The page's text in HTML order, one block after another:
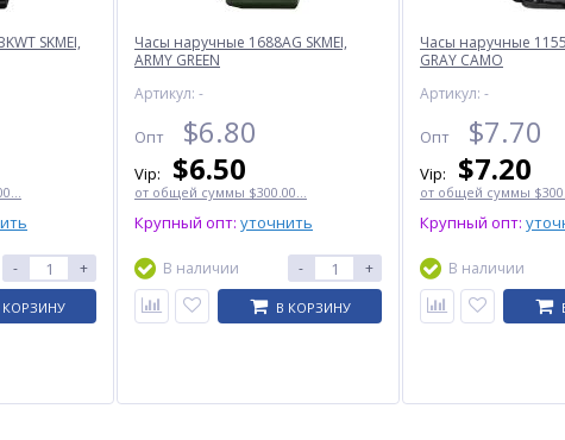
Фонарь YEMAO YM-G601 TG
Часы наручные 2065AG
SKMEI,
- +
КОРЗИНУ
Часы наручные 1688AG SKMEI,
ARMY GREEN
Артикул: -
Опт $6.80
Vip: $6.50
от общей суммы $300.00...
Крупный опт: уточнить
В наличии - +
В КОРЗИНУ
Часы наручные
GRAY CAMO
Артикул: -
Опт $7.70
Vip: $7.20
от общей суммы
Крупный опт:
В наличии